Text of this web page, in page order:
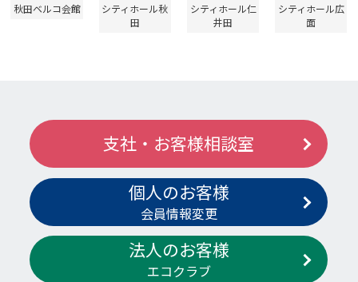
秋田ベルコ会館
シティホール秋
田
シティホール仁
井田
シティホール広
面
支社・お客様相談室
個人のお客様
会員情報変更
法人のお客様
エコクラブ